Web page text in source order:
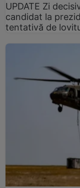
UPDATE Zi
candidat la
tentativă de